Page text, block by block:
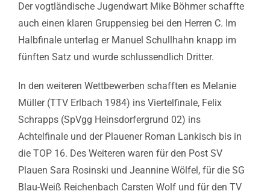
Der vogtländische Jugendwart Mike Böhmer schaffte
auch einen klaren Gruppensieg bei den Herren C. Im
Halbfinale unterlag er Manuel Schullhahn knapp im
fünften Satz und wurde schlussendlich Dritter.
In den weiteren Wettbewerben schafften es Melanie
Müller (TTV Erlbach 1984) ins Viertelfinale, Felix
Schrapps (SpVgg Heinsdorfergrund 02) ins
Achtelfinale und der Plauener Roman Lankisch bis in
die TOP 16. Des Weiteren waren für den Post SV
Plauen Sara Rosinski und Jeannine Wölfel, für die SG
Blau-Weiß Reichenbach Carsten Wolf und für den TV